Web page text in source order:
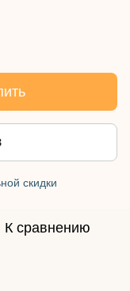
скидки
К сравнению